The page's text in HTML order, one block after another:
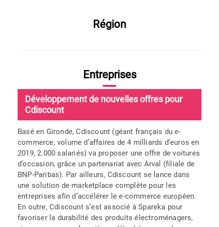
Région
Entreprises
Développement de nouvelles offres pour
Cdiscount
Basé en Gironde, Cdiscount (géant français du e-
commerce, volume d’affaires de 4 milliards d’euros en
2019, 2.000 salariés) va proposer une offre de voitures
d’occasion, grâce un partenariat avec Arval (filiale de
BNP-Paribas). Par ailleurs, Cdiscount se lance dans
une solution de marketplace complète pour les
entreprises afin d’accélérer le e-commerce européen.
En outre, Cdiscount s’est associé à Spareka pour
favoriser la durabilité des produits électroménagers,